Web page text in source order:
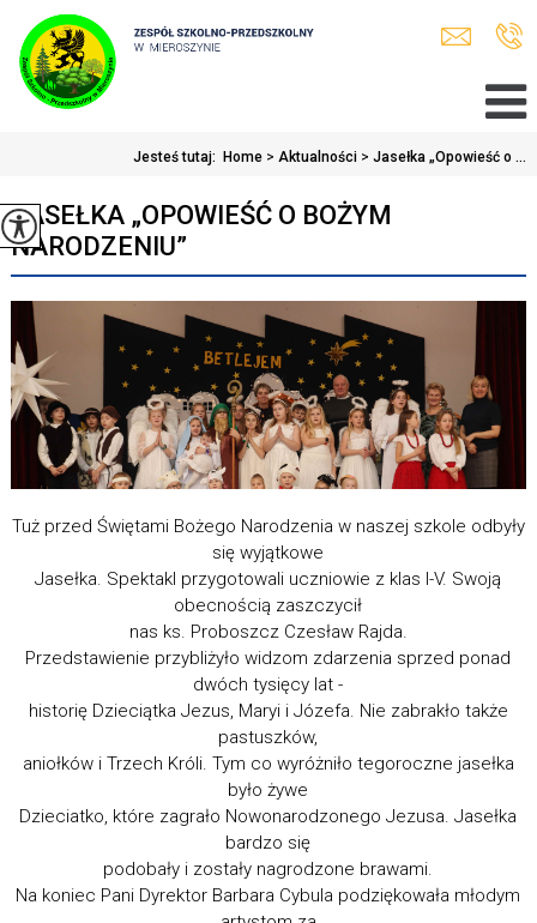
Jesteś tutaj: Home > Aktualności > Jasełka „Opowieść o ...
JASEŁKA „OPOWIEŚĆ O BOŻYM
NARODZENIU”
Tuż przed Świętami Bożego Narodzenia w naszej szkole odbyły
się wyjątkowe
Jasełka. Spektakl przygotowali uczniowie z klas I-V. Swoją
obecnością zaszczycił
nas ks. Proboszcz Czesław Rajda.
Przedstawienie przybliżyło widzom zdarzenia sprzed ponad
dwóch tysięcy lat -
historię Dzieciątka Jezus, Maryi i Józefa. Nie zabrakło także
pastuszków,
aniołków i Trzech Króli. Tym co wyróżniło tegoroczne jasełka
było żywe
Dzieciatko, które zagrało Nowonarodzonego Jezusa. Jasełka
bardzo się
podobały i zostały nagrodzone brawami.
Na koniec Pani Dyrektor Barbara Cybula podziękowała młodym